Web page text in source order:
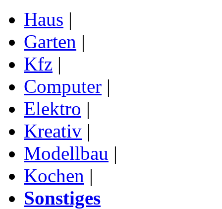
Haus |
Garten |
Kfz |
Computer |
Elektro |
Kreativ |
Modellbau |
Kochen |
Sonstiges